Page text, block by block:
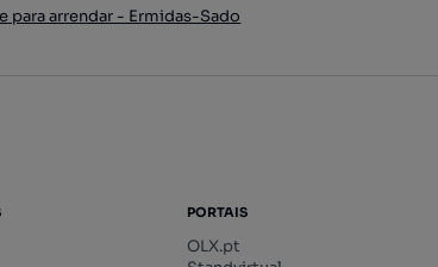
para arrendar - Ermidas-Sado
PORTAIS
OLX.pt